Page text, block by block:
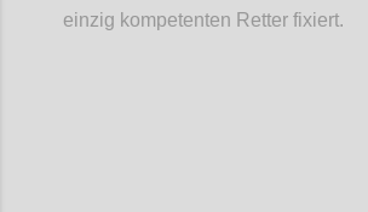
einzig kompetenten Retter fixiert.